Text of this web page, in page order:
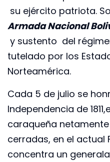
su ejército patriota.
Armada Nacional
y sustento del
tutelado por los
Norteamérica.
Cada 5 de julio se
Independencia de
caraqueña
cerradas, en el actual
concentra un